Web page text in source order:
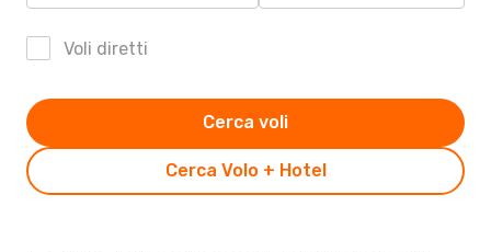
Voli diretti
Cerca Volo + Hotel
Cerca voli